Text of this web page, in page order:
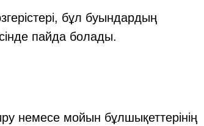
бұл буындардың
пайда болады.
немесе мойын бұлшықеттерінің